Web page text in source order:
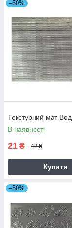
–50%
Текстурний мат
В наявності
21 ₴ 42 ₴
Купити
–50%